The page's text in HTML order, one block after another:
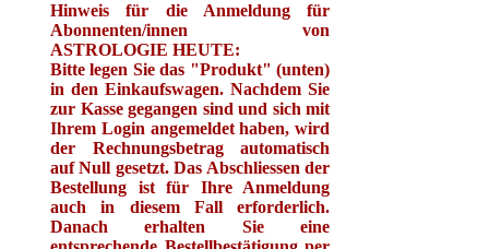
Hinweis für die Anmeldung für
Abonnenten/innen von
ASTROLOGIE HEUTE:
Bitte legen Sie das "Produkt" (unten)
in den Einkaufswagen. Nachdem Sie
zur Kasse gegangen sind und sich mit
Ihrem Login angemeldet haben, wird
der Rechnungsbetrag automatisch
auf Null gesetzt. Das Abschliessen der
Bestellung ist für Ihre Anmeldung
auch in diesem Fall erforderlich.
Danach erhalten Sie eine